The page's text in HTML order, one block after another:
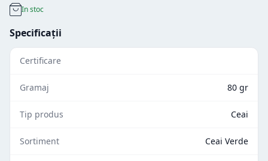
In stoc
Specificații
Certificare
Gramaj 80 gr
Tip produs Ceai
Sortiment Ceai Verde